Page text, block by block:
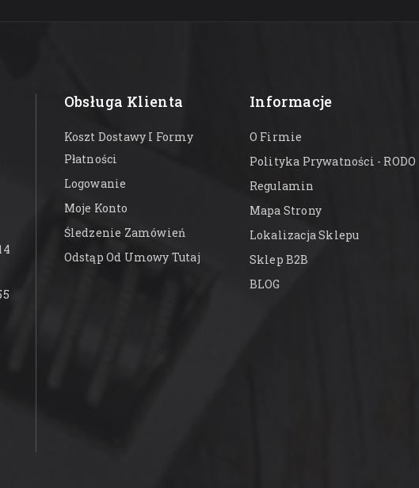
Obsługa Klienta
Koszt Dostawy I Formy
Płatności
Logowanie
Moje Konto
Śledzenie Zamówień
Odstąp Od Umowy Tutaj
Informacje
O Firmie
Polityka Prywatności - RODO
Regulamin
Mapa Strony
Lokalizacja Sklepu
Sklep B2B
BLOG